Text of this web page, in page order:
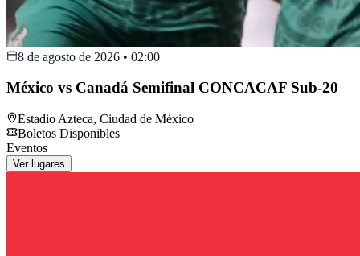
8 de agosto de 2026 • 02:00
México vs Canadá Semifinal CONCACAF Sub-20
Estadio Azteca, Ciudad de México
Boletos Disponibles
Eventos
Ver lugares